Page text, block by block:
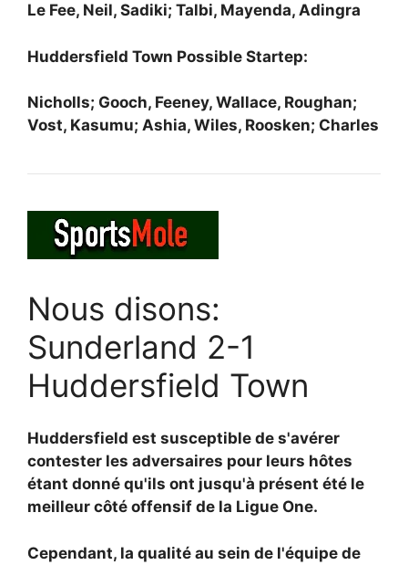
Le Fee, Neil, Sadiki; Talbi, Mayenda, Adingra
Huddersfield Town Possible Startep:
Nicholls; Gooch, Feeney, Wallace, Roughan;
Vost, Kasumu; Ashia, Wiles, Roosken; Charles
Nous disons:
Sunderland 2-1
Huddersfield Town
Huddersfield est susceptible de s'avérer
contester les adversaires pour leurs hôtes
étant donné qu'ils ont jusqu'à présent été le
meilleur côté offensif de la Ligue One.
Cependant, la qualité au sein de l'équipe de